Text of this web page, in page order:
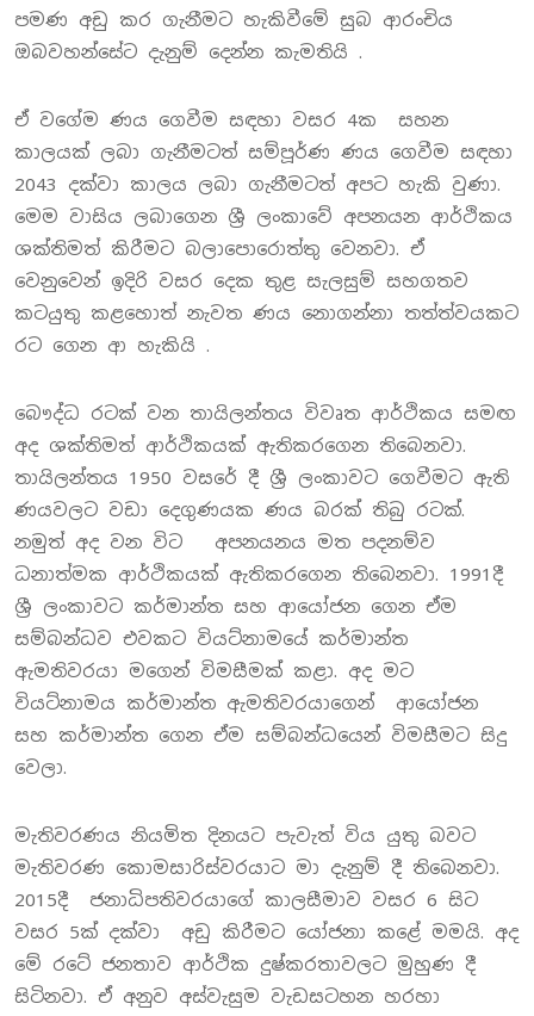
පමණ අඩු කර ගැනීමට හැකිවීමේ සුබ ආරංචිය
ඔබවහන්සේට දැනුම් දෙන්න කැමතියි .
ඒ වගේම ණය ගෙවීම සඳහා වසර 4ක සහන
කාලයක් ලබා ගැනීමටත් සම්පූර්ණ ණය ගෙවීම සඳහා
2043 දක්වා කාලය ලබා ගැනීමටත් අපට හැකි වුණා.
මෙම වාසිය ලබාගෙන ශ්‍රී ලංකාවේ අපනයන ආර්ථිකය
ශක්තිමත් කිරීමට බලාපොරොත්තු වෙනවා. ඒ
වෙනුවෙන් ඉදිරි වසර දෙක තුළ සැලසුම් සහගතව
කටයුතු කළහොත් නැවත ණය නොගන්නා තත්ත්වයකට
රට ගෙන ආ හැකියි .
බෞද්ධ රටක් වන තායිලන්තය විවෘත ආර්ථිකය සමඟ
අද ශක්තිමත් ආර්ථිකයක් ඇතිකරගෙන තිබෙනවා.
තායිලන්තය 1950 වසරේ දී ශ්‍රී ලංකාවට ගෙවීමට ඇති
ණයවලට වඩා දෙගුණයක ණය බරක් තිබු රටක්.
නමුත් අද වන විට අපනයනය මත පදනම්ව
ධනාත්මක ආර්ථිකයක් ඇතිකරගෙන තිබෙනවා. 1991දී
ශ්‍රී ලංකාවට කර්මාන්ත සහ ආයෝජන ගෙන ඒම
සම්බන්ධව එවකට වියට්නාමයේ කර්මාන්ත
ඇමතිවරයා මගෙන් විමසීමක් කළා. අද මට
වියට්නාමය කර්මාන්ත ඇමතිවරයාගෙන් ආයෝජන
සහ කර්මාන්ත ගෙන ඒම සම්බන්ධයෙන් විමසීමට සිදු
වෙලා.
මැතිවරණය නියමිත දිනයට පැවැත් විය යුතු බවට
මැතිවරණ කොමසාරිස්වරයාට මා දැනුම් දී තිබෙනවා.
2015දී ජනාධිපතිවරයාගේ කාලසීමාව වසර 6 සිට
වසර 5ක් දක්වා අඩු කිරීමට යෝජනා කළේ මමයි. අද
මේ රටේ ජනතාව ආර්ථික දුෂ්කරතාවලට මුහුණ දී
සිටිනවා. ඒ අනුව අස්වැසුම වැඩසටහන හරහා